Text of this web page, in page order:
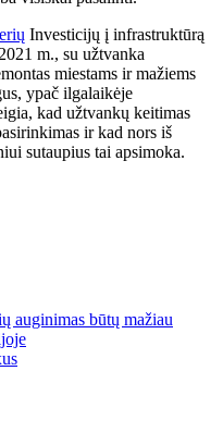
Investicijų į infrastruktūrą
m., su užtvanka
miestams ir mažiems
ypač ilgalaikėje
kad užtvankų keitimas
ir kad nors iš
sutaupius tai apsimoka.
auginimas būtų mažiau